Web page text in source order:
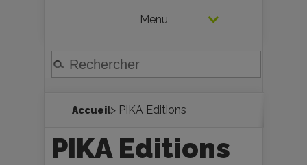
Menu
Accueil> PIKA Editions
PIKA Editions